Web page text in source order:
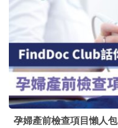
孕婦產前檢查項目懶人包